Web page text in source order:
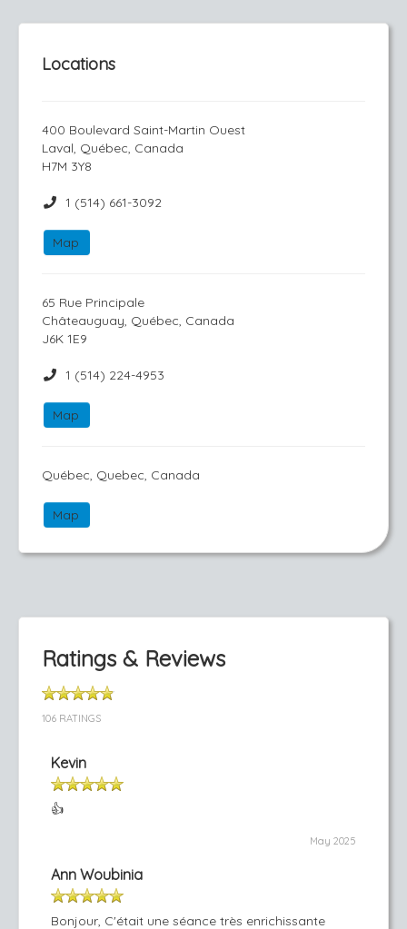
Locations
400 Boulevard Saint-Martin Ouest
Laval, Québec, Canada
H7M 3Y8
1 (514) 661-3092
Map
65 Rue Principale
Châteauguay, Québec, Canada
J6K 1E9
1 (514) 224-4953
Map
Québec, Quebec, Canada
Map
Ratings & Reviews
106 RATINGS
Kevin
👍
May 2025
Ann Woubinia
Bonjour, C'était une séance très enrichissante